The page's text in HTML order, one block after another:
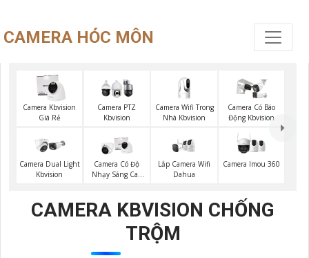
CAMERA HÓC MÔN
Camera Kbvision
Giá Rẻ
Camera PTZ
Kbvision
Camera Wifi Trong
Nhà Kbvision
Camera Có Báo
Động Kbvision
Camera Dual Light
Kbvision
Camera Có Độ
Nhạy Sáng Cao
Lắp Camera Wifi
Dahua
Camera Imou 360
CAMERA KBVISION CHỐNG
TRỘM